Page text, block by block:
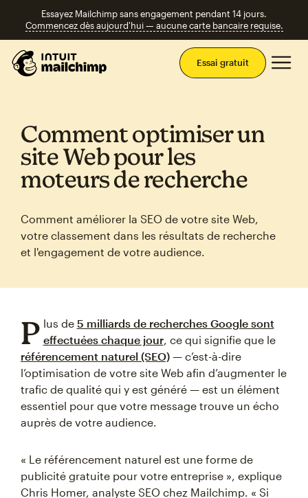
Essayez Mailchimp sans engagement pendant 14 jours.
Commencez dès aujourd'hui — aucune carte bancaire requise.
Essai gratuit
Comment optimiser un
site Web pour les
moteurs de recherche
Comment améliorer la SEO de votre site Web,
votre classement dans les résultats de recherche
et l'engagement de votre audience.
P lus de 5 milliards de recherches Google sont
effectuées chaque jour, ce qui signifie que le
référencement naturel (SEO) — c’est-à-dire
l’optimisation de votre site Web afin d’augmenter le
trafic de qualité qui y est généré — est un élément
essentiel pour que votre message trouve un écho
auprès de votre audience.
« Le référencement naturel est une forme de
publicité gratuite pour votre entreprise », explique
Chris Homer, analyste SEO chez Mailchimp. « Si